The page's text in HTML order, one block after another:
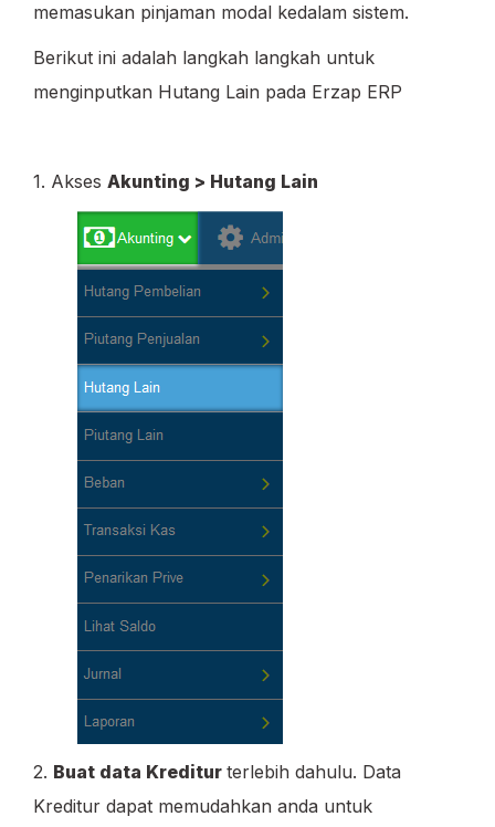
memasukan pinjaman modal kedalam sistem.
Berikut ini adalah langkah langkah untuk
menginputkan Hutang Lain pada Erzap ERP
1. Akses Akunting > Hutang Lain
2. Buat data Kreditur terlebih dahulu. Data
Kreditur dapat memudahkan anda untuk